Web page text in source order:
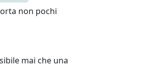
non pochi
mai che una